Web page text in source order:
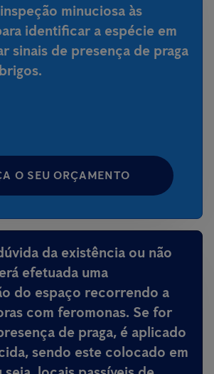
minuciosa às
identificar a espécie em
sinais de presença de praga
O SEU ORÇAMENTO
da existência ou não
efetuada uma
do espaço recorrendo a
com feromonas. Se for
de praga, é aplicado
sendo este colocado em